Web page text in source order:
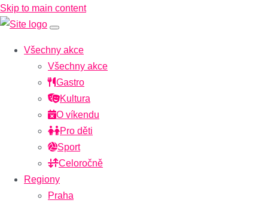
Skip to main content
Všechny akce
Všechny akce
Gastro
Kultura
O víkendu
Pro děti
Sport
Celoročně
Regiony
Praha